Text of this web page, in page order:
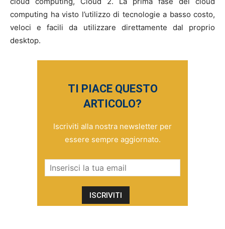
computing ha visto l’utilizzo di tecnologie a basso costo,
veloci e facili da utilizzare direttamente dal proprio
desktop.
TI PIACE QUESTO
ARTICOLO?
Iscriviti alla nostra newsletter per
essere sempre aggiornato.